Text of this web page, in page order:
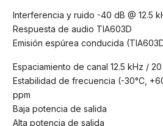
Interferencia y ruido -40 dB @ 12.5
Respuesta de audio TIA603D
Emisión espúrea conducida
Espaciamiento de canal 12.5 kHz /
Estabilidad de frecuencia (-30°C,
ppm
Baja potencia de salida
Alta potencia de salida